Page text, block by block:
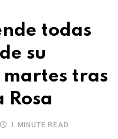
todas
su
martes tras
Rosa
1 MINUTE READ